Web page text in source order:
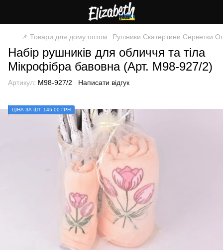
📌 Товари для дому оптом Рушники Скатертини Серветки
Набір рушників для обличчя та тіла
Мікрофібра бавовна (Арт. M98-927/2)
Артикул: M98-927/2 Написати відгук
ЦIНА ЗА ШТ. 145.00 ГРН